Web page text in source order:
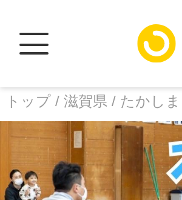
トップ / 滋賀県 / たかし
facebook